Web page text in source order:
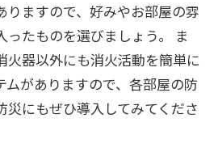
りますので、好みやお部屋の雰
ったものを選びましょう。 ま
火器以外にも消火活動を簡単に
ムがありますので、各部屋の防
災にもぜひ導入してみてくださ